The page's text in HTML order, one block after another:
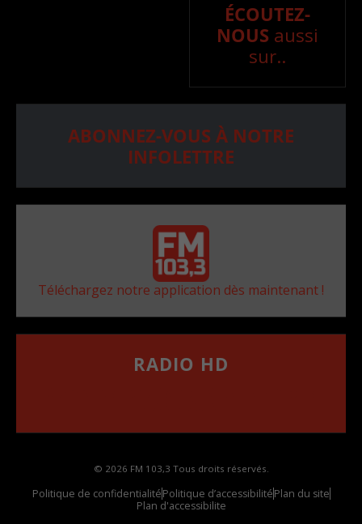
ÉCOUTEZ-
NOUS aussi
sur..
ABONNEZ-VOUS À NOTRE
INFOLETTRE
Téléchargez notre application dès maintenant !
RADIO HD
© 2026 FM 103,3 Tous droits réservés.
Politique de confidentialitéPolitique d’accessibilitéPlan du site
Plan d'accessibilite